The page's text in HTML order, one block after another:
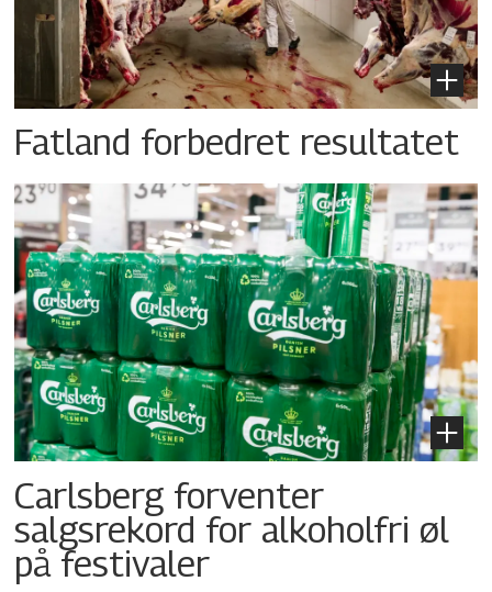
Fatland forbedret resultatet
Carlsberg forventer
salgsrekord for alkoholfri øl
på festivaler